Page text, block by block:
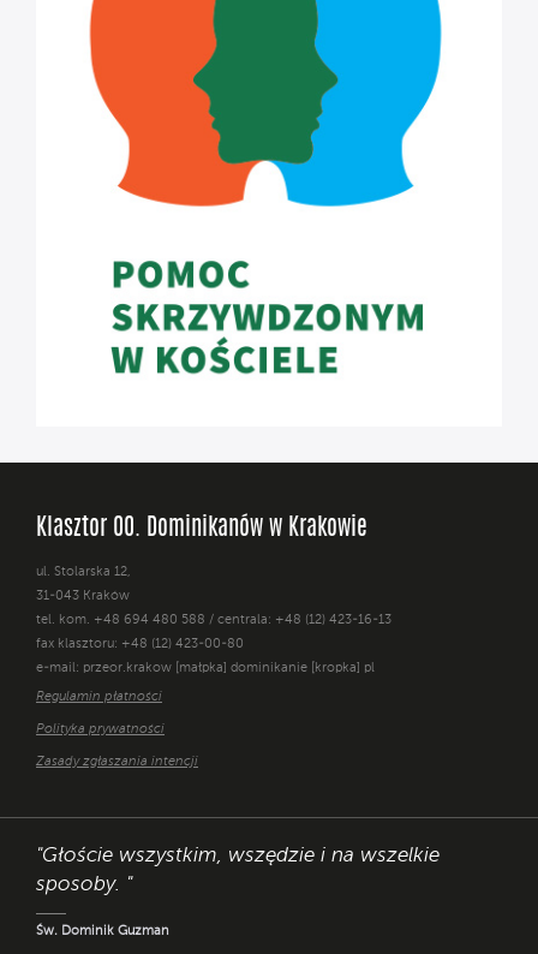
Klasztor OO. Dominikanów w Krakowie
ul. Stolarska 12,
31-043 Kraków
tel. kom. +48 694 480 588 / centrala: +48 (12) 423-16-13
fax klasztoru: +48 (12) 423-00-80
e-mail: przeor.krakow [małpka] dominikanie [kropka] pl
Regulamin płatności
Polityka prywatności
Zasady zgłaszania intencji
"Głoście wszystkim, wszędzie i na wszelkie
sposoby. "
Św. Dominik Guzman